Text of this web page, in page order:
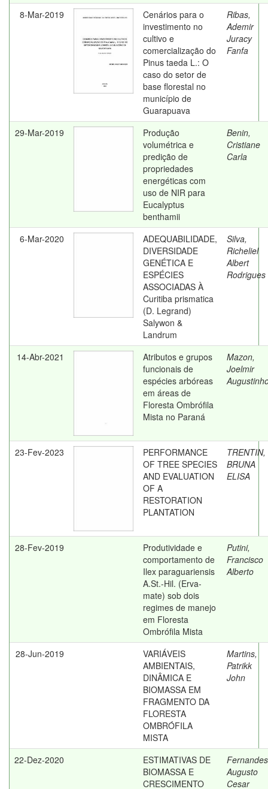
8-Mar-2019
Cenários para o
investimento no
cultivo e
comercialização do
Pinus taeda L.: O
caso do setor de
base florestal no
município de
Guarapuava
Ribas,
Ademir
Juracy
Fanfa
29-Mar-2019
Produção
volumétrica e
predição de
propriedades
energéticas com
uso de NIR para
Eucalyptus
benthamii
Benin,
Cristiane
Carla
6-Mar-2020
ADEQUABILIDADE,
DIVERSIDADE
GENÉTICA E
ESPÉCIES
ASSOCIADAS À
Curitiba prismatica
(D. Legrand)
Salywon &
Landrum
Silva,
Richeliel
Albert
Rodrigues
14-Abr-2021
Atributos e grupos
funcionais de
espécies arbóreas
em áreas de
Floresta Ombrófila
Mista no Paraná
Mazon,
Joelmir
23-Fev-2023
PERFORMANCE
OF TREE SPECIES
AND EVALUATION
OF A
RESTORATION
PLANTATION
TRENTIN,
BRUNA
ELISA
28-Fev-2019
Produtividade e
comportamento de
Ilex paraguariensis
A.St.-Hil. (Erva-
mate) sob dois
regimes de manejo
em Floresta
Ombrófila Mista
Putini,
Francisco
Alberto
28-Jun-2019
VARIÁVEIS
AMBIENTAIS,
DINÂMICA E
BIOMASSA EM
FRAGMENTO DA
FLORESTA
OMBRÓFILA
MISTA
Martins,
Patrikk
John
22-Dez-2020
ESTIMATIVAS DE
BIOMASSA E
CRESCIMENTO
Augusto
Cesar